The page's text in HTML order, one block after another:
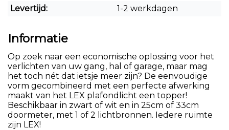
Levertijd:
1-2 werkdagen
Informatie
Op zoek naar een economische oplossing voor het
verlichten van uw gang, hal of garage, maar mag
het toch nét dat ietsje meer zijn? De eenvoudige
vorm gecombineerd met een perfecte afwerking
maakt van het LEX plafondlicht een topper!
Beschikbaar in zwart of wit en in 25cm of 33cm
doormeter, met 1 of 2 lichtbronnen. Iedere ruimte
zijn LEX!